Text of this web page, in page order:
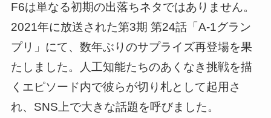
F6は単なる初期の出落ちネタではありません。
2021年に放送された第3期 第24話「A-1グラン
プリ」にて、数年ぶりのサプライズ再登場を果
たしました。人工知能たちのあくなき挑戦を描
くエピソード内で彼らが切り札として起用さ
れ、SNS上で大きな話題を呼びました。